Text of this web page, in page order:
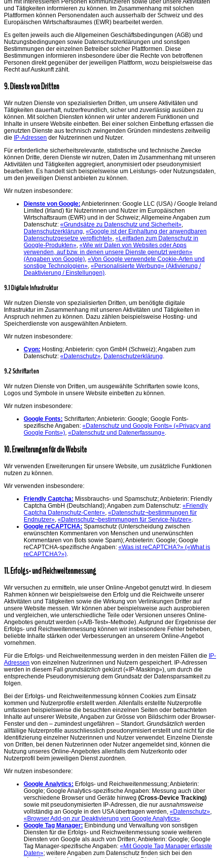
um mit interessierten Personen kommunizieren sowie über unsere Aktivitäten
und Tätigkeiten informieren zu können. Im Zusammenhang mit solchen
Plattformen können Personendaten auch ausserhalb der Schweiz und des
Europäischen Wirtschaftsraumes (EWR) bearbeitet werden.
Es gelten jeweils auch die Allgemeinen Geschäftsbedingungen (AGB) und
Nutzungsbedingungen sowie Datenschutzerklärungen und sonstigen
Bestimmungen der einzelnen Betreiber solcher Plattformen. Diese
Bestimmungen informieren insbesondere über die Rechte von betroffenen
Personen direkt gegenüber der jeweiligen Plattform, wozu beispielsweise das
Recht auf Auskunft zählt.
9. Dienste von Dritten
Wir nutzen Dienste von spezialisierten Dritten, um unsere Aktivitäten und
Tätigkeiten dauerhaft, nutzerfreundlich, sicher und zuverlässig ausüben zu
können. Mit solchen Diensten können wir unter anderem Funktionen und
Inhalte in unsere Website einbetten. Bei einer solchen Einbettung erfassen die
genutzten Dienste aus technisch zwingenden Gründen mindestens zeitweilig
die
IP-Adressen der Nutzerinnen und Nutzer.
Für erforderliche sicherheitsrelevante, statistische und technische Zwecke
können Dritte, deren Dienste wir nutzen, Daten im Zusammenhang mit unseren
Aktivitäten und Tätigkeiten aggregiert, anonymisiert oder pseudonymisiert
bearbeiten. Es handelt sich beispielsweise um Leistungs- oder Nutzungsdaten,
um den jeweiligen Dienst anbieten zu können.
Wir nutzen insbesondere:
Dienste von Google: Anbieterinnen: Google LLC (USA) / Google Ireland
Limited (Irland) für Nutzerinnen und Nutzer im Europäischen
Wirtschaftsraum (EWR) und in der Schweiz; Allgemeine Angaben zum
Datenschutz: «Grundsätze zu Datenschutz und Sicherheit»,
Datenschutzerklärung, «Google ist der Einhaltung der anwendbaren
Datenschutzgesetze verpflichtet», «Leitfaden zum Datenschutz in
Google-Produkten», «Wie wir Daten von Websites oder Apps
verwenden, auf bzw. in denen unsere Dienste genutzt werden»
(Angaben von Google), «Von Google verwendete Cookie-Arten und
sonstige Technologien», «Personalisierte Werbung» (Aktivierung /
Deaktivierung / Einstellungen).
9.1 Digitale Infrastruktur
Wir nutzen Dienste von spezialisierten Dritten, um benötigte digitale
Infrastruktur im Zusammenhang mit unseren Aktivitäten und Tätigkeiten in
Anspruch nehmen zu können. Dazu zählen beispielsweise Hosting- und
Speicherdienste von ausgewählten Anbietern.
Wir nutzen insbesondere:
Cyon: Hosting; Anbieterin: cyon GmbH (Schweiz); Angaben zum
Datenschutz: «Datenschutz», Datenschutzerklärung.
9.2 Schriftarten
Wir nutzen Dienste von Dritten, um ausgewählte Schriftarten sowie Icons,
Logos und Symbole in unsere Website einbetten zu können.
Wir nutzen insbesondere:
Google Fonts: Schriftarten; Anbieterin: Google; Google Fonts-
spezifische Angaben: «Datenschutz und Google Fonts» («Privacy and
Google Fonts»), «Datenschutz und Datenerfassung».
10. Erweiterungen für die Website
Wir verwenden Erweiterungen für unsere Website, um zusätzliche Funktionen
nutzen zu können.
Wir verwenden insbesondere:
Friendly Captcha: Missbrauchs- und Spamschutz; Anbieterin: Friendly
Captcha GmbH (Deutschland); Angaben zum Datenschutz: «Friendly
Captcha Datenschutz-Center», «Datenschutz¬bestimmungen für
Endnutzer», «Datenschutz¬bestimmungen für Service-Nutzer».
Google reCAPTCHA: Spamschutz (Unterscheidung zwischen
erwünschten Kommentaren von Menschen und unerwünschten
Kommentaren von Bots sowie Spam); Anbieterin: Google; Google
reCAPTCHA-spezifische Angaben: «Was ist reCAPTCHA?» («What is
reCAPTCHA?»).
11. Erfolgs- und Reichweitenmessung
Wir versuchen zu ermitteln, wie unser Online-Angebot genutzt wird. In diesem
Rahmen können wir beispielsweise den Erfolg und die Reichweite unserer
Aktivitäten und Tätigkeiten sowie die Wirkung von Verlinkungen Dritter auf
unsere Website messen. Wir können aber beispielsweise auch ausprobieren
und vergleichen, wie unterschiedliche Teile oder Versionen unseres Online-
Angebotes genutzt werden («A/B-Test»-Methode). Aufgrund der Ergebnisse der
Erfolgs- und Reichweitenmessung können wir insbesondere Fehler beheben,
beliebte Inhalte stärken oder Verbesserungen an unserem Online-Angebot
vornehmen.
Für die Erfolgs- und Reichweitenmessung werden in den meisten Fällen die IP-
Adressen von einzelnen Nutzerinnen und Nutzern gespeichert. IP-Adressen
werden in diesem Fall grundsätzlich gekürzt («IP-Masking»), um durch die
entsprechende Pseudonymisierung dem Grundsatz der Datensparsamkeit zu
folgen.
Bei der Erfolgs- und Reichweitenmessung können Cookies zum Einsatz
kommen und Nutzerprofile erstellt werden. Allenfalls erstellte Nutzerprofile
umfassen beispielsweise die besuchten einzelnen Seiten oder betrachteten
Inhalte auf unserer Website, Angaben zur Grösse von Bildschirm oder Browser-
Fenster und den – zumindest ungefähren – Standort. Grundsätzlich werden
allfällige Nutzerprofile ausschliesslich pseudonymisiert erstellt und nicht für die
Identifizierung einzelner Nutzerinnen und Nutzer verwendet. Einzelne Dienste
von Dritten, bei denen Nutzerinnen oder Nutzer angemeldet sind, können die
Nutzung unseres Online-Angebotes allenfalls dem Nutzerkonto oder
Nutzerprofil beim jeweiligen Dienst zuordnen.
Wir nutzen insbesondere:
Google Analytics: Erfolgs- und Reichweitenmessung; Anbieterin:
Google; Google Analytics-spezifische Angaben: Messung auch über
verschiedene Browser und Geräte hinweg (Cross-Device Tracking)
sowie mit pseudonymisierten IP-Adressen, die nur ausnahmsweise
vollständig an Google in den USA übertragen werden, «Datenschutz»,
«Browser Add-on zur Deaktivierung von Google Analytics».
Google Tag Manager: Einbindung und Verwaltung von sonstigen
Diensten für die Erfolgs- und Reichweitenmessung sowie weiteren
Diensten von Google als auch von Dritten; Anbieterin: Google; Google
Tag Manager-spezifische Angaben: «Mit Google Tag Manager erfasste
Daten»; weitere Angaben zum Datenschutz finden sich bei den